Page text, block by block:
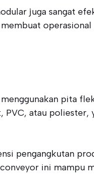
juga sangat
pita
atau poliester,
pengangkutan
ini mampu